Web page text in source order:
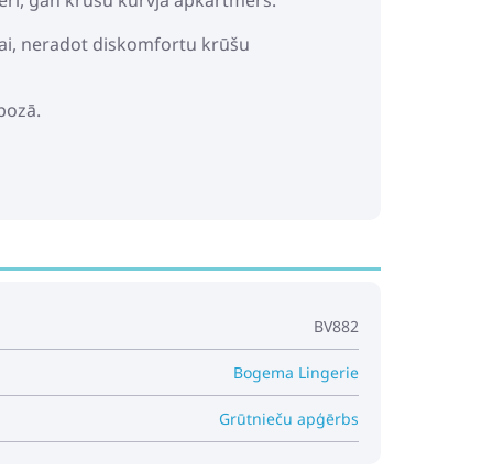
neradot diskomfortu krūšu
BV882
Bogema Lingerie
Grūtnieču apģērbs